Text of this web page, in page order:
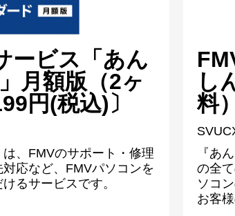
ービス「あん
月額版（2ヶ
円(税込)〕
は、FMVのサポート・修理
応など、FMVパソコンを
るサービスです。
し
料
『あ
の全
ソコ
お客